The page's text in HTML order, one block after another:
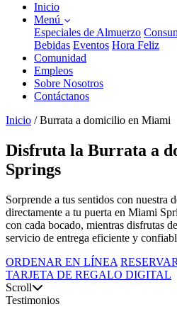
Inicio
Menú
Especiales de Almuerzo
Bebidas Eventos Hora Feliz
Comunidad
Empleos
Sobre Nosotros
Contáctanos
Inicio / Burrata a domicilio en Miami
Disfruta la Burrata a
Springs
Sorprende a tus sentidos con nuestra
directamente a tu puerta en Miami
con cada bocado, mientras disfrutas
servicio de entrega eficiente y
ORDENAR EN LÍNEA
TARJETA DE REGALO DIGITAL
Scroll
Testimonios